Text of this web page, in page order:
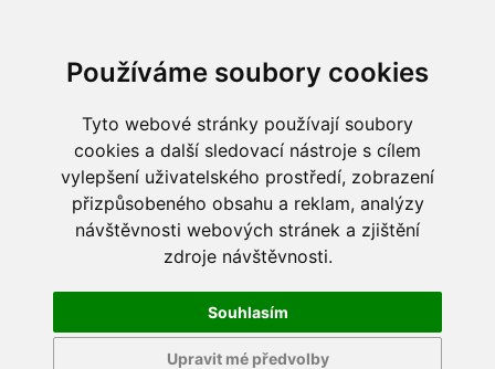
Používáme soubory cookies
Tyto webové stránky používají soubory
cookies a další sledovací nástroje s cílem
vylepšení uživatelského prostředí, zobrazení
přizpůsobeného obsahu a reklam, analýzy
návštěvnosti webových stránek a zjištění
zdroje návštěvnosti.
Souhlasím
Upravit mé předvolby